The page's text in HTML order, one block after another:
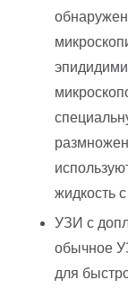
жидкость
УЗИ с
обычное
для